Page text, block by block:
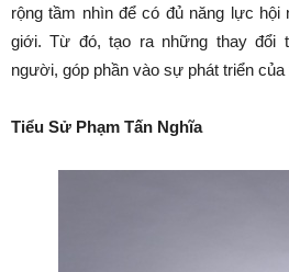
rộng tầm nhìn để có đủ năng lực hội
giới. Từ đó, tạo ra những thay đổi
người, góp phần vào sự phát triển của
Tiểu Sử Phạm Tấn Nghĩa